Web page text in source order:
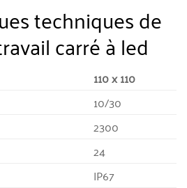
techniques de
carré à led
110 x 110
10/30
2300
24
IP67